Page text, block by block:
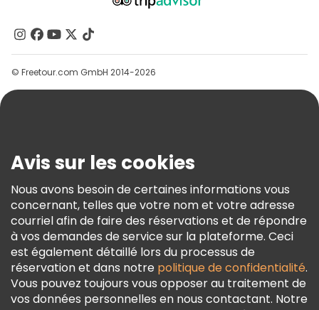
Contactez-Nous
Groupes
Aide
Conditions Générales Et Mentions Légales
Politique En Matière De Cookies
Freetour Prix
Programme De Fidélité
© Freetour.com GmbH 2014-2026
Avis sur les cookies
Nous avons besoin de certaines informations vous
concernant, telles que votre nom et votre adresse
courriel afin de faire des réservations et de répondre
à vos demandes de service sur la plateforme. Ceci
est également détaillé lors du processus de
réservation et dans notre politique de confidentialité.
Vous pouvez toujours vous opposer au traitement de
vos données personnelles en nous contactant. Notre